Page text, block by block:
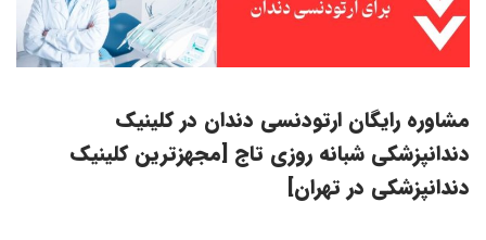
مشاوره رایگان ارتودنسی دندان در کلینیک
دندانپزشکی شبانه روزی تاج [مجهزترین کلینیک
دندانپزشکی در تهران]